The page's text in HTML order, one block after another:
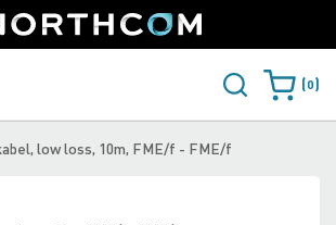
Sweden
Varukorgen
0
low loss, 10m, FME/f - FME/f